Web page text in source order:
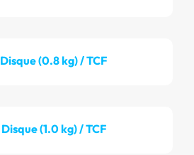
Disque (0.8 kg) / TCF
Disque (1.0 kg) / TCF